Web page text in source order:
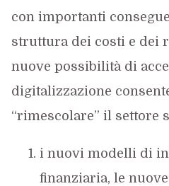
con importanti
struttura dei costi e dei
nuove possibilità di
digitalizzazione
“rimescolare” il settore
i nuovi modelli di
finanziaria, le